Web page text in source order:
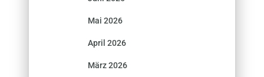
Mai 2026
April 2026
März 2026